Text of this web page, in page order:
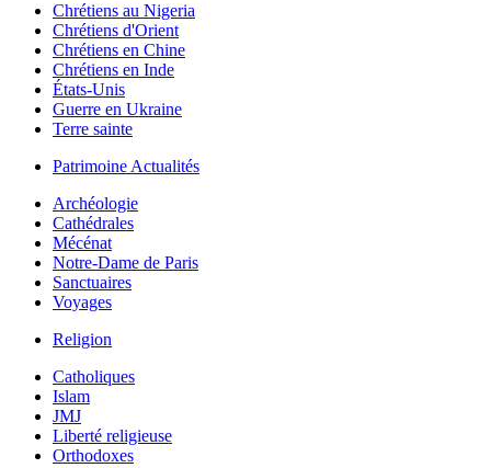
Chrétiens au Nigeria
Chrétiens d'Orient
Chrétiens en Chine
Chrétiens en Inde
États-Unis
Guerre en Ukraine
Terre sainte
Patrimoine Actualités
Archéologie
Cathédrales
Mécénat
Notre-Dame de Paris
Sanctuaires
Voyages
Religion
Catholiques
Islam
JMJ
Liberté religieuse
Orthodoxes